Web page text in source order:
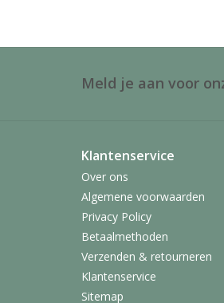
Meld je aan voor
Klantenservice
Over ons
Algemene voorwaarden
Privacy Policy
Betaalmethoden
Verzenden & retourneren
Klantenservice
Sitemap